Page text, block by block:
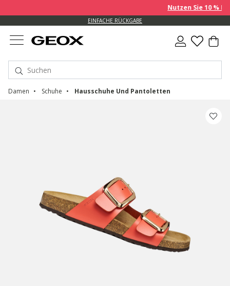
Nutzen Sie 10 %
EINFACHE RÜCKGABE
Damen Schuhe Hausschuhe Und Pantoletten